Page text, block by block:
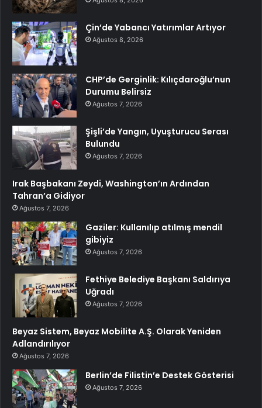
Çin’de Yabancı Yatırımlar Artıyor
Ağustos 8, 2026
CHP’de Gerginlik: Kılıçdaroğlu’nun
Durumu Belirsiz
Ağustos 7, 2026
Şişli’de Yangın, Uyuşturucu Serası
Bulundu
Ağustos 7, 2026
Irak Başbakanı Zeydi, Washington’ın Ardından
Tahran’a Gidiyor
Ağustos 7, 2026
Gaziler: Kullanılıp atılmış mendil
gibiyiz
Ağustos 7, 2026
Fethiye Belediye Başkanı Saldırıya
Uğradı
Ağustos 7, 2026
Beyaz Sistem, Beyaz Mobilite A.Ş. Olarak Yeniden
Adlandırılıyor
Ağustos 7, 2026
Berlin’de Filistin’e Destek Gösterisi
Ağustos 7, 2026